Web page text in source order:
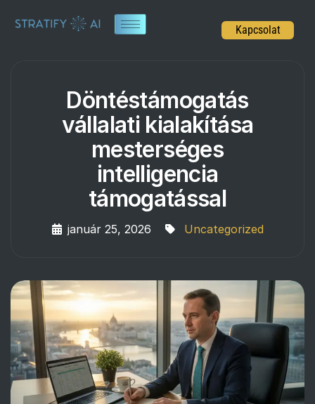
Kapcsolat
Döntéstámogatás
vállalati kialakítása
mesterséges
intelligencia
támogatással
január 25, 2026 Uncategorized